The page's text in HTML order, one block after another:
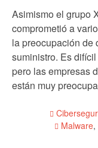
Asimismo el grupo
comprometió a
la preocupación de
suministro. Es
pero las empresas
están muy
Malware,